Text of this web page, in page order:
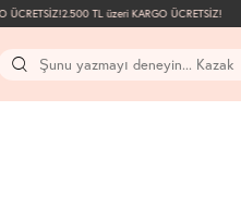
2.500 TL üzeri KARGO ÜCRETSİZ!